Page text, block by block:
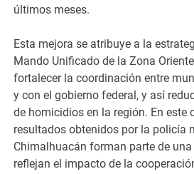
últimos meses.
Esta mejora se atribuye a la
Mando Unificado de la Zona
fortalecer la coordinación entre
y con el gobierno federal, y así
de homicidios en la región. En este
resultados obtenidos por la policía
Chimalhuacán forman parte de
reflejan el impacto de la